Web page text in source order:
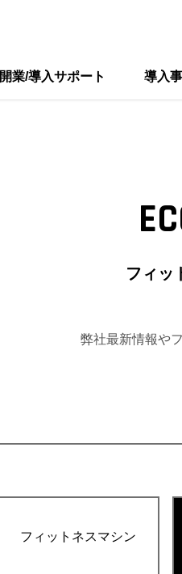
開業/導入サポート 導入
フィッ
弊社最新情報や
フィットネスマシン